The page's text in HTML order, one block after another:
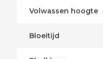
Volwassen hoogte
Bloeitijd